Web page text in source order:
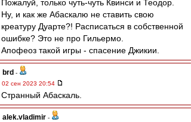
Пожалуй, только чуть-чуть Квинси и Теодор.
Ну, и как же Абаскалю не ставить свою
креатуру Дуарте?! Расписаться в собственной
ошибке? Это не про Гильермо.
Апофеоз такой игры - спасение Джикии.
brd -
02 сен 2023 20:54
Странный Абаскаль.
alek.vladimir -